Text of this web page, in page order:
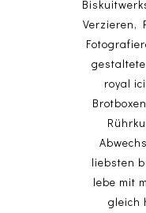
Verzieren,
royal
liebsten
lebe mit
gleich